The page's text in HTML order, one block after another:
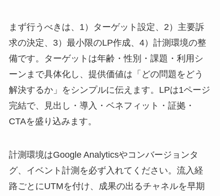
まず行うべきは、1）ターゲット設定、2）主要訴
求の決定、3）最小限のLP作成、4）計測環境の整
備です。ターゲットは年齢・性別・課題・利用シ
ーンまで具体化し、提供価値は「どの問題をどう
解決するか」をシンプルに伝えます。LPは1ページ
完結で、見出し・導入・ベネフィット・証拠・
CTAを盛り込みます。
計測環境はGoogle Analyticsやコンバージョンタ
グ、イベント計測を必ず入れてください。流入経
路ごとにUTMを付け、成果の出るチャネルを早期